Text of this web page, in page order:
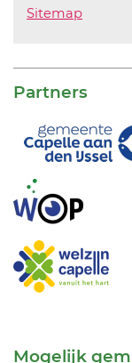
Sitemap
Partners
Mogelijk